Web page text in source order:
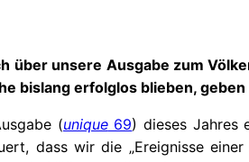
über unsere Ausgabe zum
bislang erfolglos blieben,
(unique69) dieses Jahres
dass wir die „Ereignisse